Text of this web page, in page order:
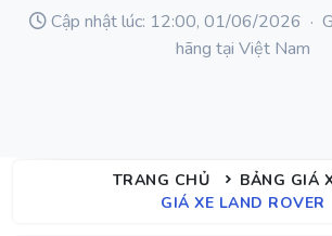
Cập nhật lúc: 12:00, 01/06/2026 ·
hãng tại Việt Nam
TRANG CHỦ
BẢNG GIÁ
GIÁ XE LAND ROVER